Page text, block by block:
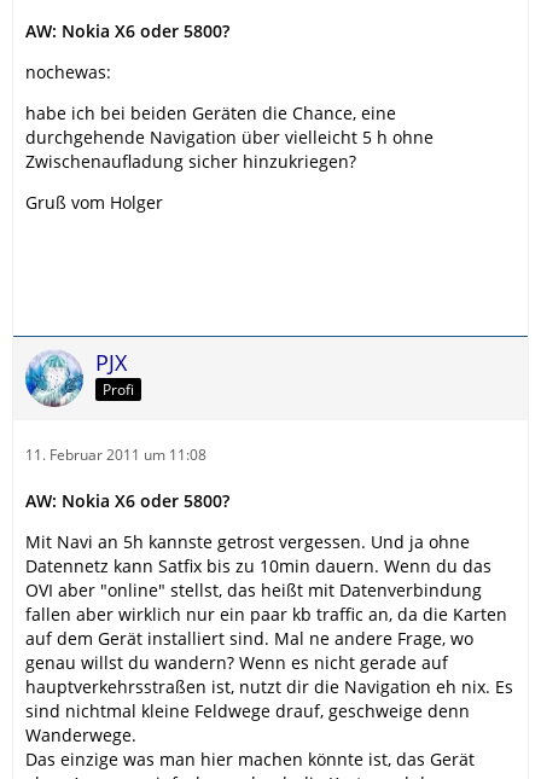
AW: Nokia X6 oder 5800?
nochewas:
habe ich bei beiden Geräten die Chance, eine
durchgehende Navigation über vielleicht 5 h ohne
Zwischenaufladung sicher hinzukriegen?
Gruß vom Holger
PJX
Profi
11. Februar 2011 um 11:08
AW: Nokia X6 oder 5800?
Mit Navi an 5h kannste getrost vergessen. Und ja ohne
Datennetz kann Satfix bis zu 10min dauern. Wenn du das
OVI aber "online" stellst, das heißt mit Datenverbindung
fallen aber wirklich nur ein paar kb traffic an, da die Karten
auf dem Gerät installiert sind. Mal ne andere Frage, wo
genau willst du wandern? Wenn es nicht gerade auf
hauptverkehrsstraßen ist, nutzt dir die Navigation eh nix. Es
sind nichtmal kleine Feldwege drauf, geschweige denn
Wanderwege.
Das einzige was man hier machen könnte ist, das Gerät